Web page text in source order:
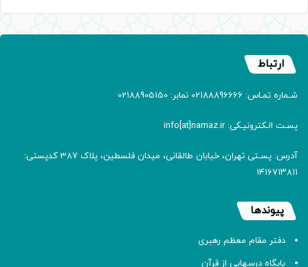
ارتباط
شـماره تمـاس: 02188896666 نمابر: 02188905150
پسـت الـکترونیـکی: info[at]namaz.ir
آدرس: پسـتی تهران، خیابان طالقانی، میدان فلسطین، پلاک 387 کدپستی:
۱۴۱۶۷۱۳۸۱۱
پیوندها
دفتر مقام معظم رهبری
پایگاه درسهایی از قرآن